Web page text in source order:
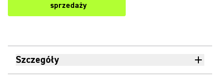
sprzedaży
Szczegóły